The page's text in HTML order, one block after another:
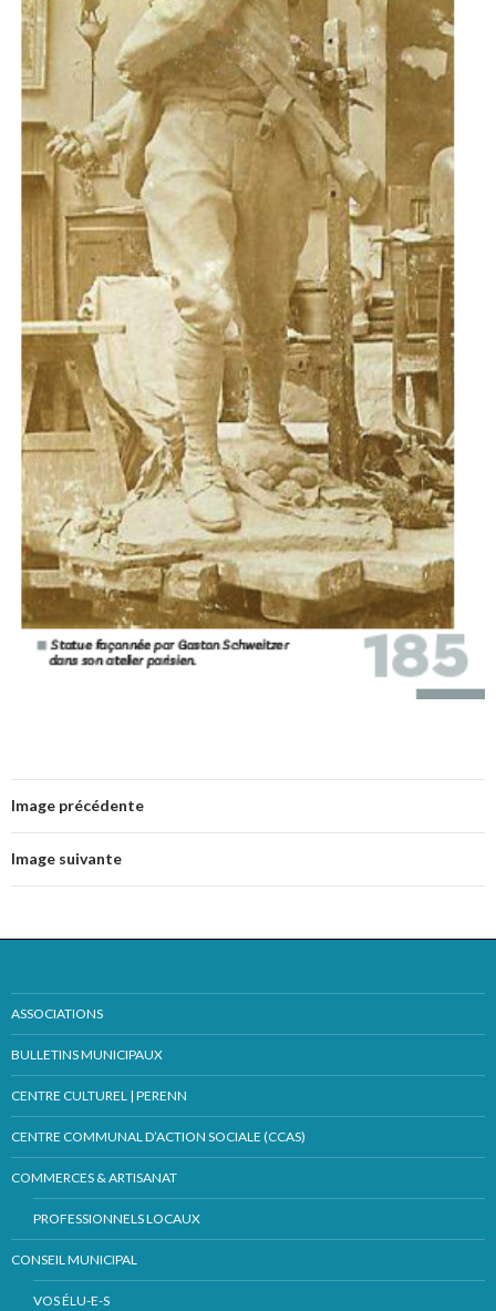
Image précédente
Image suivante
ASSOCIATIONS
BULLETINS MUNICIPAUX
CENTRE CULTUREL | PERENN
CENTRE COMMUNAL D’ACTION SOCIALE (CCAS)
COMMERCES & ARTISANAT
PROFESSIONNELS LOCAUX
CONSEIL MUNICIPAL
VOS ÉLU-E-S